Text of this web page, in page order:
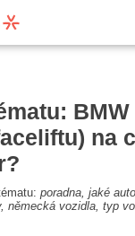
BMW
na
poradna, jaké
německá vozidla, typ